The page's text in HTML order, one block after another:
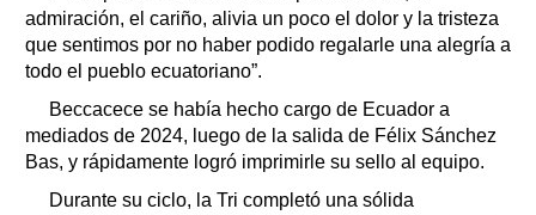
admiración, el cariño, alivia un poco el dolor y la tristeza
que sentimos por no haber podido regalarle una alegría a
todo el pueblo ecuatoriano”.
Beccacece se había hecho cargo de Ecuador a
mediados de 2024, luego de la salida de Félix Sánchez
Bas, y rápidamente logró imprimirle su sello al equipo.
Durante su ciclo, la Tri completó una sólida